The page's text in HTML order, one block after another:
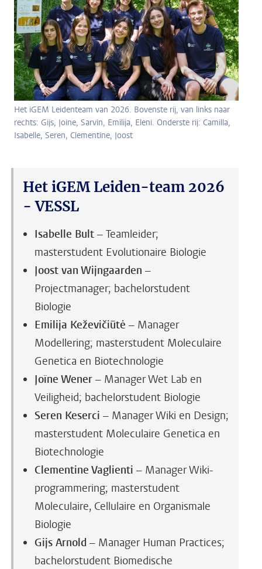
Het iGEM Leidenteam van 2026. Bovenste rij, van links naar
rechts: Gijs, Joine, Sarvin, Emilija, Eleni. Onderste rij: Camilla,
Isabelle, Seren, Clementine, Joost
Het iGEM Leiden-team 2026
- VESSL
Isabelle Bult – Teamleider;
masterstudent Evolutionaire Biologie
Joost van Wijngaarden –
Projectmanager; bachelorstudent
Biologie
Emilija Keževičiūtė – Manager
Modellering; masterstudent Moleculaire
Genetica en Biotechnologie
Joïne Wener – Manager Wet Lab en
Veiligheid; bachelorstudent Biologie
Seren Keserci – Manager Wiki en Design;
masterstudent Moleculaire Genetica en
Biotechnologie
Clementine Vaglienti – Manager Wiki-
programmering; masterstudent
Moleculaire, Cellulaire en Organismale
Biologie
Gijs Arnold – Manager Human Practices;
bachelorstudent Biomedische